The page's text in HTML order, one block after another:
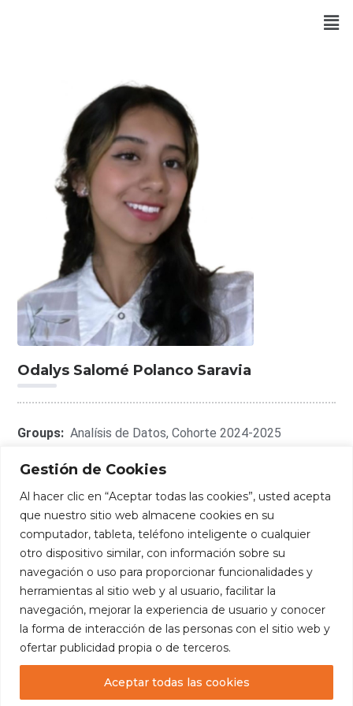
Gestión de Cookies
Al hacer clic en “Aceptar todas las cookies”, usted acepta
que nuestro sitio web almacene cookies en su
computador, tableta, teléfono inteligente o cualquier
otro dispositivo similar, con información sobre su
navegación o uso para proporcionar funcionalidades y
herramientas al sitio web y al usuario, facilitar la
navegación, mejorar la experiencia de usuario y conocer
la forma de interacción de las personas con el sitio web y
ofertar publicidad propia o de terceros.
Aceptar todas las cookies
Odalys Salomé Polanco Saravia
Groups: Analísis de Datos,Cohorte 2024-2025
Connect With Me:
— Fundación Edúcate. Todos los